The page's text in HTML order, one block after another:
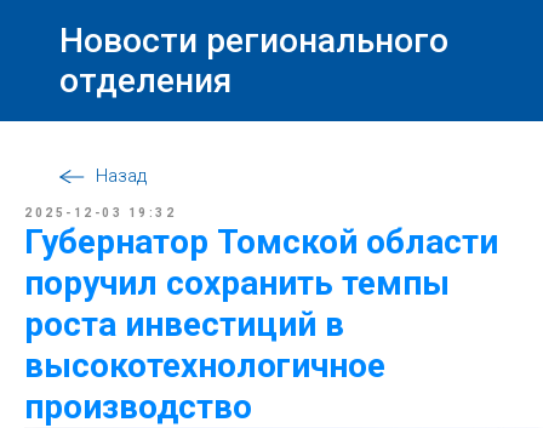
Новости регионального
отделения
Назад
2025-12-03 19:32
Губернатор Томской области
поручил сохранить темпы
роста инвестиций в
высокотехнологичное
производство